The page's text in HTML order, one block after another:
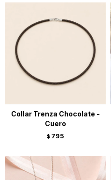
Collar Trenza Chocolate -
Cuero
$ 795